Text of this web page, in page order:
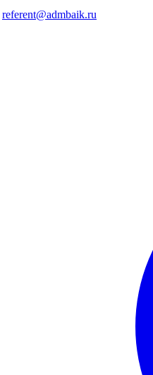
referent@admbaik.ru